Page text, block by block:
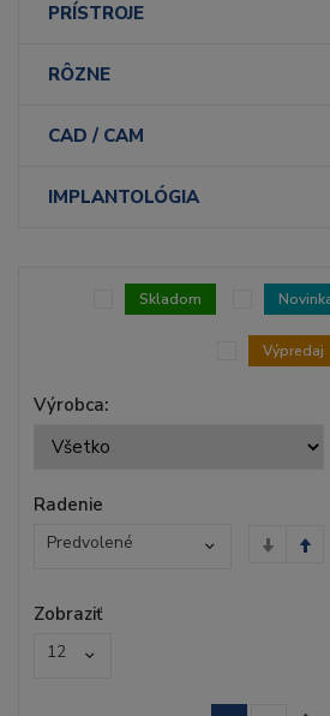
PRÍSTROJE
RÔZNE
CAD / CAM
IMPLANTOLÓGIA
Výrobca:
Skladom
Výpredaj
Radenie
Predvolené
Zobraziť
12